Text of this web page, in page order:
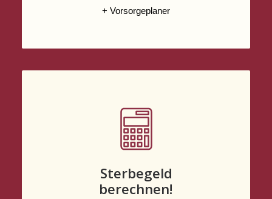
+ Vorsorgeplaner
Sterbegeld
berechnen!